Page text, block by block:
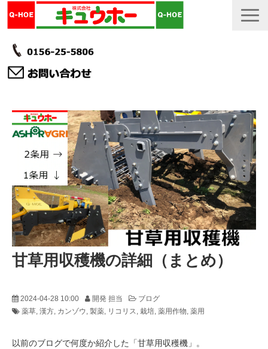
カタログ・冊子 DL
説明書
製品一覧
会社情報
採用情報
更新履歴
甘草用収穫機の詳細（まとめ）
2024-04-28 10:00 開発 担当
ブログ
薬草 漢方 カンゾウ 製薬 リコリス 栽培 薬用作物 薬用
以前のブログで何度か紹介した「甘草用収穫機」。